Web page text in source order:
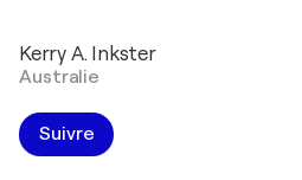
Kerry A. Inkster
Australie
Suivre